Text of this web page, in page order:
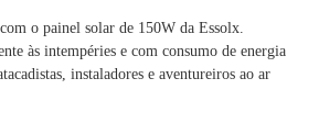
o painel solar de 150W da Essolx.
às intempéries e com consumo de energia
instaladores e aventureiros ao ar